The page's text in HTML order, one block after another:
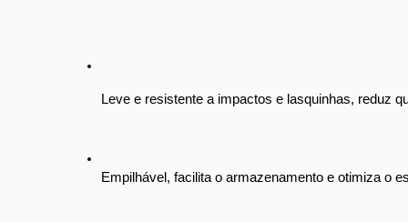
Leve e resistente a impactos e lasquinhas, reduz
Empilhável, facilita o armazenamento e otimiza o